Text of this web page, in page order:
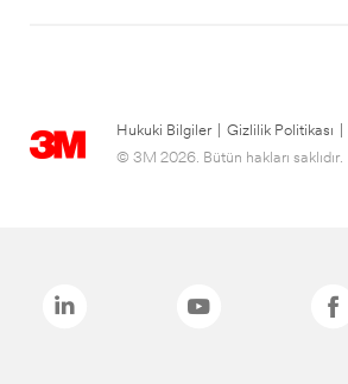
Hukuki Bilgiler Gizlilik Politikası
© 3M 2026. Bütün hakları saklıdır.